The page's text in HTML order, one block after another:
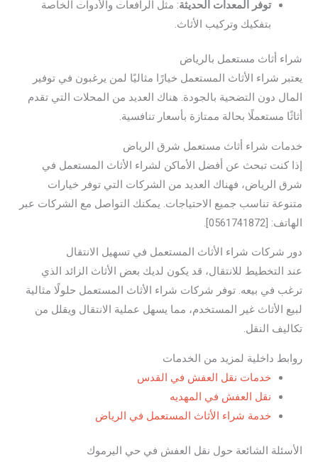
توفر المعدات الحديثة: مثل الرافعات والأدوات الخاصة
بتفكيك وتركيب الأثاث.
شراء أثاث مستعمل بالرياض
يعتبر شراء الأثاث المستعمل خيارًا مثاليًا لمن يرغبون في توفير
المال دون التضحية بالجودة. هناك العديد من المحلات التي تقدم
أثاثًا مستعملًا بحالة ممتازة بأسعار تنافسية.
خدمات شراء أثاث مستعمل شرق الرياض
إذا كنت تبحث عن أفضل الأماكن لشراء الأثاث المستعمل في
شرق الرياض، فهناك العديد من الشركات التي توفر خيارات
متنوعة تناسب جميع الاحتياجات. يمكنك التواصل مع الشركات عبر
الهاتف: [0561741872].
دور شركات شراء الأثاث المستعمل في تسهيل الانتقال
عند التخطيط للانتقال، قد يكون لديك بعض الأثاث الزائد الذي
ترغب في بيعه. توفر شركات شراء الأثاث المستعمل حلولًا مثالية
لبيع الأثاث غير المستخدم، مما يسهل عملية الانتقال ويقلل من
تكاليف النقل.
روابط داخلية لمزيد من الخدمات
خدمات نقل العفش في القدس
نقل العفش في المهديه
خدمة شراء الأثاث المستعمل في الرياض
الأسئلة الشائعة حول نقل العفش في حي اليرموك